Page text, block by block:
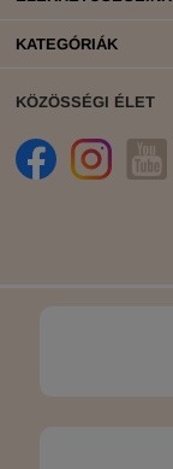
KATEGÓRIÁK
KÖZÖSSÉGI ÉLET